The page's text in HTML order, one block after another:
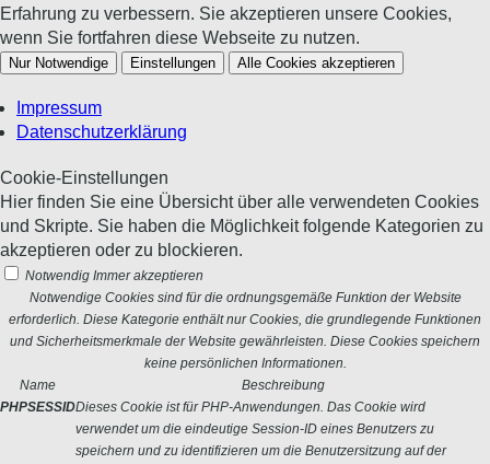
Erfahrung zu verbessern. Sie akzeptieren unsere Cookies,
wenn Sie fortfahren diese Webseite zu nutzen.
Nur Notwendige Einstellungen Alle Cookies akzeptieren
Impressum
Datenschutzerklärung
Cookie-Einstellungen
Hier finden Sie eine Übersicht über alle verwendeten Cookies
und Skripte. Sie haben die Möglichkeit folgende Kategorien zu
akzeptieren oder zu blockieren.
Notwendig Immer akzeptieren
Notwendige Cookies sind für die ordnungsgemäße Funktion der Website
erforderlich. Diese Kategorie enthält nur Cookies, die grundlegende Funktionen
und Sicherheitsmerkmale der Website gewährleisten. Diese Cookies speichern
keine persönlichen Informationen.
Name
Beschreibung
PHPSESSIDDieses Cookie ist für PHP-Anwendungen. Das Cookie wird
verwendet um die eindeutige Session-ID eines Benutzers zu
speichern und zu identifizieren um die Benutzersitzung auf der